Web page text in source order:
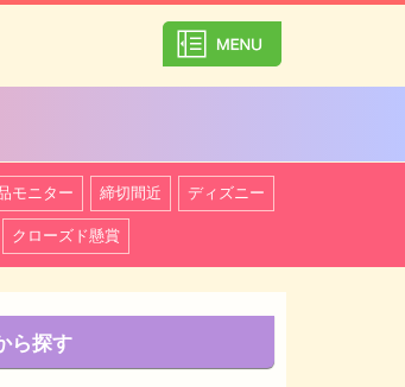
モニター 締切間近 ディズニー
クローズド懸賞
ら探す